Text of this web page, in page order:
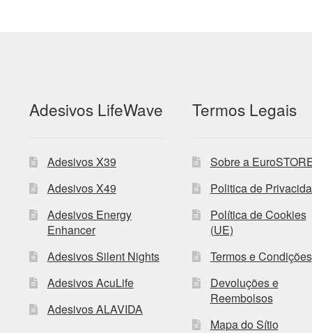
Adesivos LifeWave
Adesivos X39
Adesivos X49
Adesivos Energy
Enhancer
Adesivos Silent Nights
Adesivos AcuLife
Adesivos ALAVIDA
Termos Legais
Sobre a
Politica de
Política de Cookies
(UE)
Termos e Condições
Devoluções e
Reembolsos
Mapa do Sítio